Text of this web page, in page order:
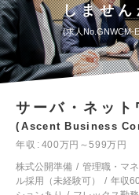
しませ
求人No.GNWCM-
サーバ・ネット
Ascent Business
年収
400万円～599万円
株式公開準備
管理職・マ
ル採用（未経験可）
年収